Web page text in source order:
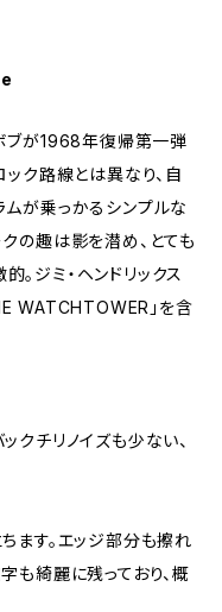
ブが1968年復帰第一弾
ック路線とは異なり、自
が乗っかるシンプルな
の趣は影を潜め、とても
ジミ・ヘンドリックス
WATCHTOWER」を含
クチリノイズも少ない、
ます。エッジ部分も擦れ
も綺麗に残っており、概